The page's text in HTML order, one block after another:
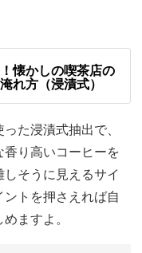
が見えてくるはず。
う方も、コーヒーの
までより愛おしく感
03:32
つける 04:21
05:51
08:22
懐かしの喫茶店の
れ方（浸漬式）
た浸漬式抽出で、
り高いコーヒーを
そうに見えるサイ
トを押さえれば自
ますよ。